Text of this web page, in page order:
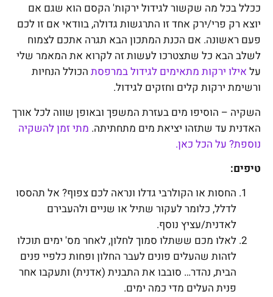
ככלל בכל מה שקשור לגידול ירקות' הקסם הוא שגם אם
יוצא רק פרי/ירק אחד זו התרגשות גדולה, בוודאי אם זו לכם
פעם ראשונה. אם הכנת המתכון הבא תגרה אתכם לצמוח
לשלב הבא כל שתצטרכו לעשות זה לקרוא את המאמר שלי
עלאילו ירקות מתאימים לגידול במרפסתהכולל הנחיות
ורשימת ירקות קלים וחזקים לגידול.
השקיה – הוסיפו מים בעזרת המשפך ובאופן שווה לכל אורך
האדנית עד שתזהו יציאת מים מתחתיתה.מתי זמן להשקיה
נוספת? על הכל כאן.
טיפים:
החסות או הקולרבי גדלו ונראה לכם צפוף? אל תהססו
לדלל, כלומר לעקור שתיל או שניים ולהעבירם
לאדנית/עציץ נוסף.
לאלו מכם ששתלו סמוך לחלון, לאחר מס' ימים תוכלו
לזהות שהעלים פונים לעבר החלון ופחות כלפיי פנים
הבית, נהדר… סובבו את התבנית (אדנית) ותעקבו אחר
פנית העלים מדי כמה ימים.